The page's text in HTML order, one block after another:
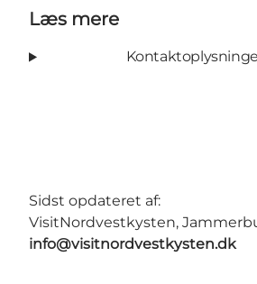
Læs mere
Sidst opdateret af:
VisitNordvestkysten,
info@visitnordvestkysten.dk